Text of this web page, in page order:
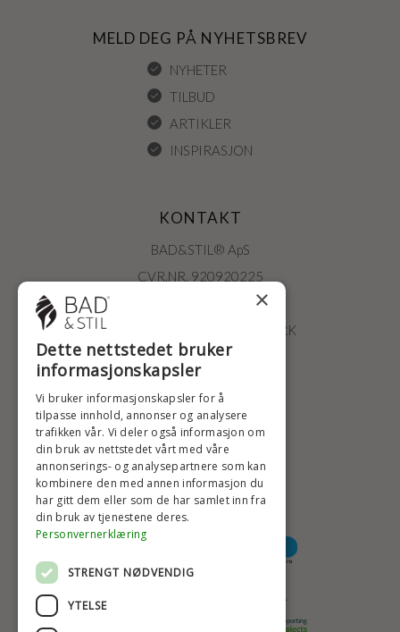
MELD DEG PÅ NYHETSBREV
NYHETER
TILBUD
ARTIKLER
INSPIRASJON
KONTAKT
BAD&STIL® ApS
CVR.NR. 920920225
ØSTERBROGADE 202
2100 KØBENHAVN • DANMARK
+47 2396 6660
BADSTIL@BADSTIL.NO
HØYESTE KREDITTVURD
BETALINGSALTERNATIVER
TRYGG OG SIKKER NETTHANDEL
×
Dette nettstedet bruker
informasjonskapsler
Vi bruker informasjonskapsler for å
tilpasse innhold, annonser og analysere
trafikken vår. Vi deler også informasjon om
din bruk av nettstedet vårt med våre
annonserings- og analysepartnere som kan
kombinere den med annen informasjon du
har gitt dem eller som de har samlet inn fra
din bruk av tjenestene deres.
Personvernerklæring
STRENGT NØDVENDIG
YTELSE